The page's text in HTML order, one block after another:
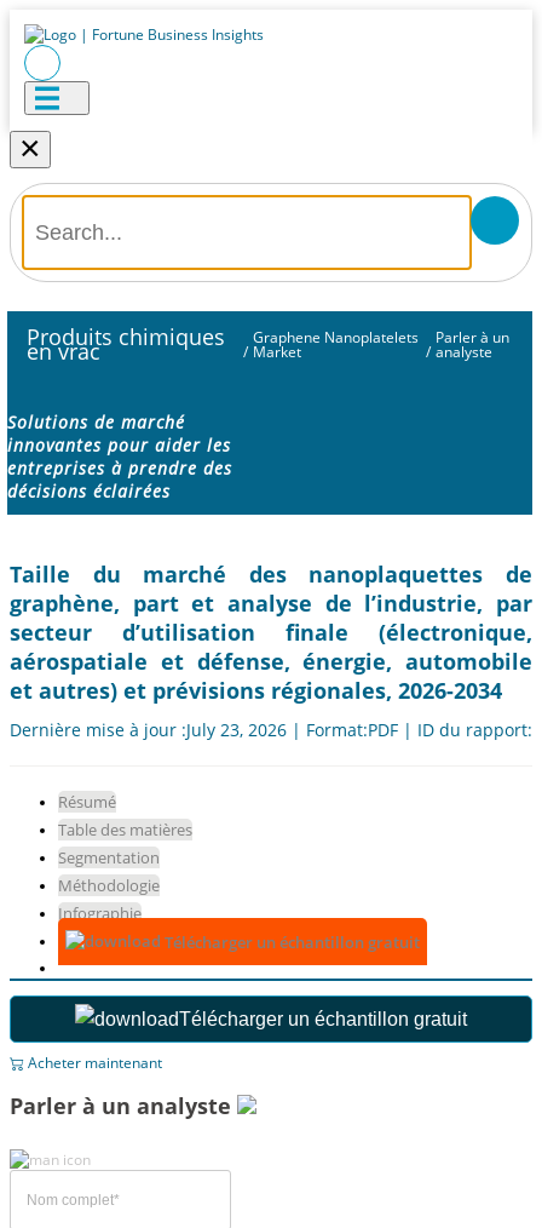
×
Produits chimiques
en vrac /
Graphene Nanoplatelets
Market /
Parler à un
analyste
Solutions de marché
innovantes pour aider les
entreprises à prendre des
décisions éclairées
Taille du marché des nanoplaquettes de
graphène, part et analyse de l’industrie, par
secteur d’utilisation finale (électronique,
aérospatiale et défense, énergie, automobile
et autres) et prévisions régionales, 2026-2034
Dernière mise à jour :July 23, 2026 | Format:PDF | ID du rapport:
Résumé
Table des matières
Segmentation
Méthodologie
Infographie
Télécharger un échantillon gratuit
Télécharger un échantillon gratuit
Acheter maintenant
Parler à un analyste